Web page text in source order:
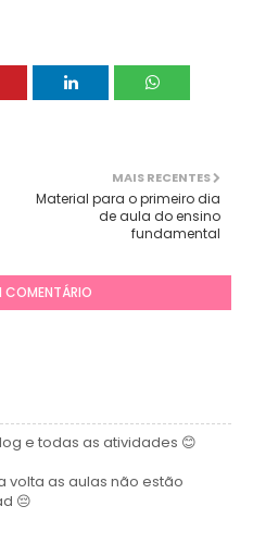
MAIS RECENTES
Material para o primeiro dia
de aula do ensino
fundamental
COMENTÁRIO
e todas as atividades 😊
volta as aulas não estão
😔